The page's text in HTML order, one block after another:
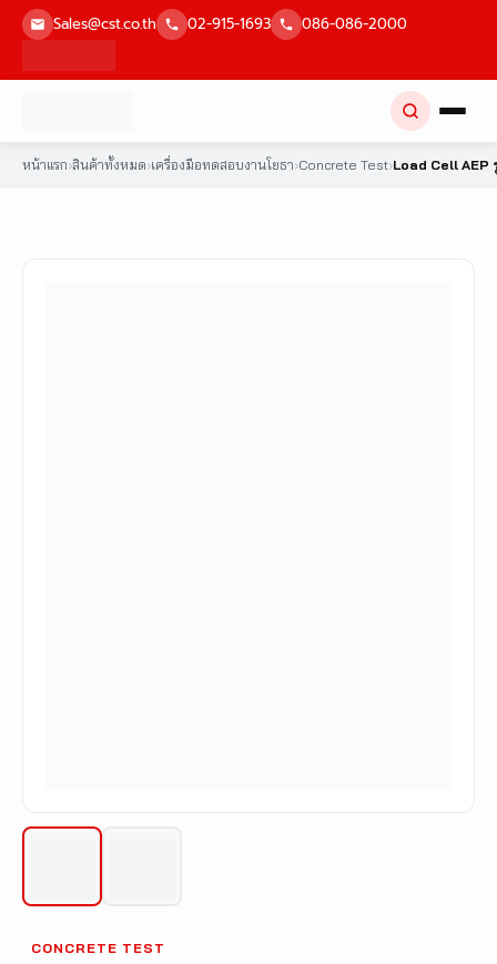
Skip
Sales@cst.co.th 02-915-1693 086-086-2000
หน้าแรก›สินค้าทั้งหมด›เครื่องมือทดสอบงานโยธา›Concrete Test›Load Cell AEP
CONCRETE TEST